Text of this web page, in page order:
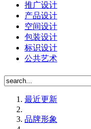
推广设计
产品设计
空间设计
包装设计
标识设计
公共艺术
最近更新
品牌形象